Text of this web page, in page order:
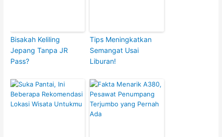
Bisakah Keliling
Jepang Tanpa JR
Pass?
Tips Meningkatkan
Semangat Usai
Liburan!